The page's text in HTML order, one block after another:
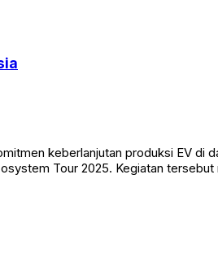
keberlanjutan produksi EV di
Tour 2025. Kegiatan